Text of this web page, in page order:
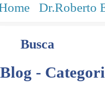
Dr.Roberto
Busca
Blog -